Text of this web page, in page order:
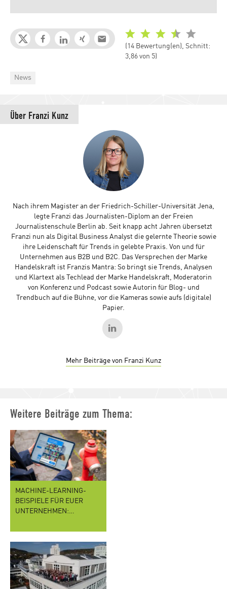
(14 Bewertung(en), Schnitt:
3,86 von 5)
Categories
News
Über Franzi Kunz
Nach ihrem Magister an der Friedrich-Schiller-Universität Jena,
legte Franzi das Journalisten-Diplom an der Freien
Journalistenschule Berlin ab. Seit knapp acht Jahren übersetzt
Franzi nun als Digital Business Analyst die gelernte Theorie sowie
ihre Leidenschaft für Trends in gelebte Praxis. Von und für
Unternehmen aus B2B und B2C. Das Versprechen der Marke
Handelskraft ist Franzis Mantra: So bringt sie Trends, Analysen
und Klartext als Techlead der Marke Handelskraft, Moderatorin
von Konferenz und Podcast sowie Autorin für Blog- und
Trendbuch auf die Bühne, vor die Kameras sowie aufs (digitale)
Papier.
Mehr Beiträge von Franzi Kunz
Weitere Beiträge zum Thema:
MACHINE-LEARNING-
BEISPIELE FÜR EUER
UNTERNEHMEN:…